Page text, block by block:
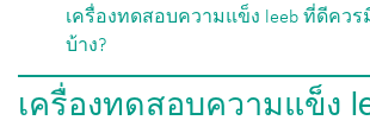
เครื่องทดสอบความแข็ง leeb ที่ดีคว
บ้าง?
เครื่องทดสอบความแข็ง